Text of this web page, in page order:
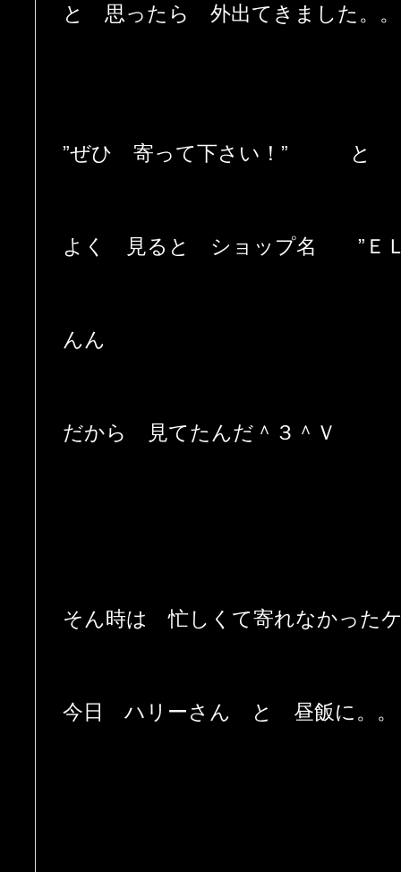
と 思ったら 外出てきました。。
”ぜひ 寄って下さい！” と
よく 見ると ショップ名 ”ＥＬ
んん
だから 見てたんだ＾３＾Ｖ
そん時は 忙しくて寄れなかった
今日 ハリーさん と 昼飯に。。